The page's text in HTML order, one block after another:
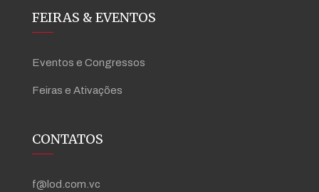
FEIRAS & EVENTOS
Eventos e Congressos
Feiras e Ativações
CONTATOS
f@lod.com.vc